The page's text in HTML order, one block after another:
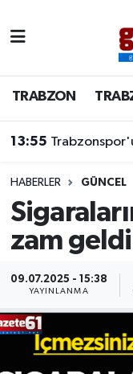
TRABZON
13:55 Trabzonspor'un
HABERLER GÜNCEL
zam
09.07.2025 - 15:38
YAYINLANMA
ÖZEL HABER
KAYNAR
SİYASET
Trabzon
Trabzon
Trabzon
Trabzon
Süper Lig
Haber Arşivi